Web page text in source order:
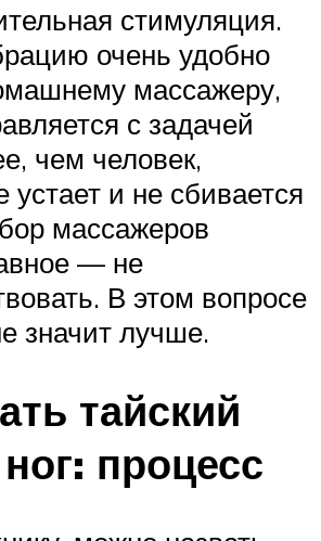
стимуляция.
очень удобно
массажеру,
с задачей
чем человек,
устает и не сбивается
массажеров
— не
В этом вопросе
значит лучше.
тайский
процесс